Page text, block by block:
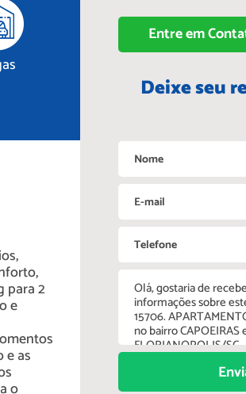
Entre em
Deixe seu
para 2
e
e as
o